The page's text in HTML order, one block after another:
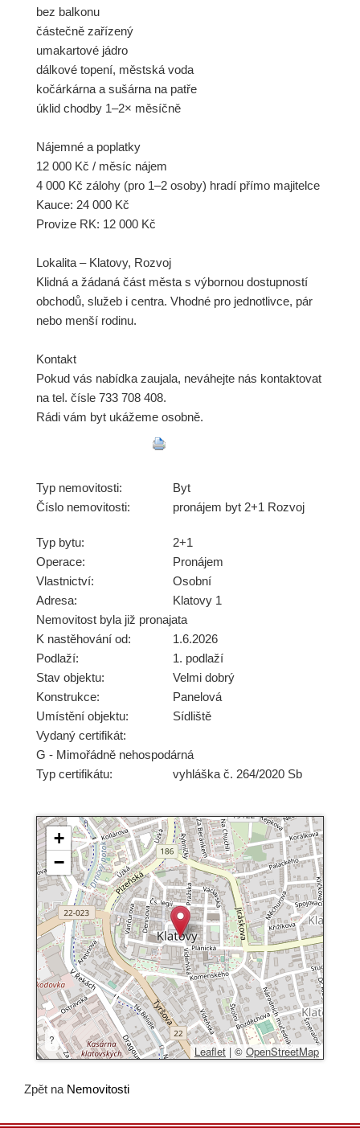
bez balkonu
částečně zařízený
umakartové jádro
dálkové topení, městská voda
kočárkárna a sušárna na patře
úklid chodby 1–2× měsíčně
Nájemné a poplatky
12 000 Kč / měsíc nájem
4 000 Kč zálohy (pro 1–2 osoby) hradí přímo majitelce
Kauce: 24 000 Kč
Provize RK: 12 000 Kč
Lokalita – Klatovy, Rozvoj
Klidná a žádaná část města s výbornou dostupností
obchodů, služeb i centra. Vhodné pro jednotlivce, pár
nebo menší rodinu.
Kontakt
Pokud vás nabídka zaujala, neváhejte nás kontaktovat
na tel. čísle 733 708 408.
Rádi vám byt ukážeme osobně.
Typ nemovitosti:
Byt
Číslo nemovitosti:
pronájem byt 2+1 Rozvoj
Typ bytu:
2+1
Operace:
Pronájem
Vlastnictví:
Osobní
Adresa:
Klatovy 1
Nemovitost byla již pronajata
K nastěhování od:
1.6.2026
Podlaží:
1. podlaží
Stav objektu:
Velmi dobrý
Konstrukce:
Panelová
Umístění objektu:
Sídliště
Vydaný certifikát:
G - Mimořádně nehospodárná
Typ certifikátu:
vyhláška č. 264/2020 Sb
+
−
?
Leaflet | © OpenStreetMap
Zpět na Nemovitosti